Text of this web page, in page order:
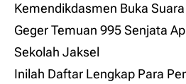
Kemendikdasmen Buka Suara
Geger Temuan 995 Senjata
Sekolah Jaksel
Inilah Daftar Lengkap Para